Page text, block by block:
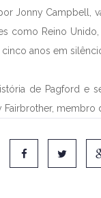
Jonny Campbell,
como Reino
anos em
de Pagford e
Fairbrother,